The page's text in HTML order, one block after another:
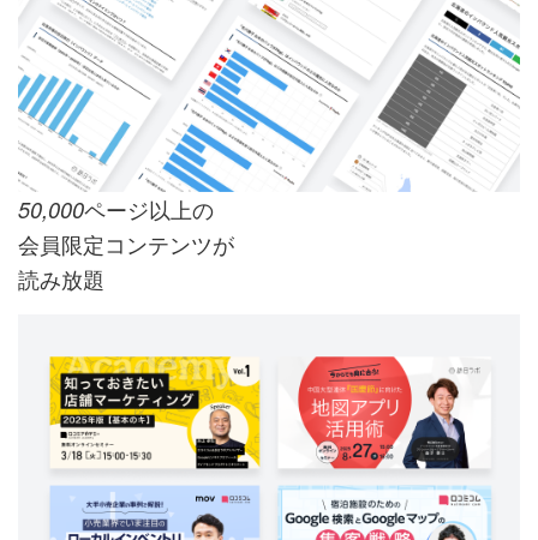
50,000ページ以上の
会員限定コンテンツが
読み放題